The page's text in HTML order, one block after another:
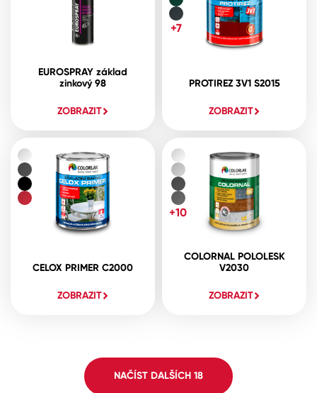
EUROSPRAY základ
zinkový 98
ZOBRAZIT
PROTIREZ 3V1 S2015
ZOBRAZIT
+7
CELOX PRIMER C2000
ZOBRAZIT
COLORNAL POLOLESK
V2030
ZOBRAZIT
+10
NAČÍST DALŠÍCH 18